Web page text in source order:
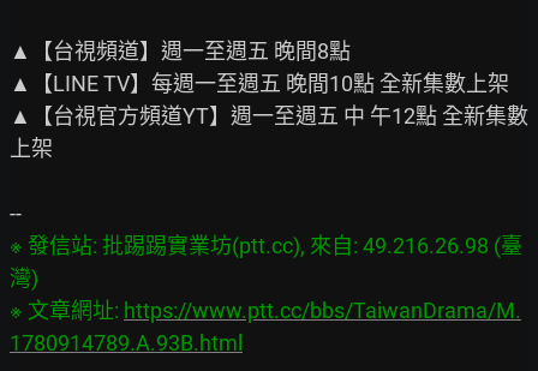
▲【台視頻道】週一至週五 晚間8點
▲【LINE TV】每週一至週五 晚間10點 全新集數上架
▲【台視官方頻道YT】週一至週五 中 午12點 全新集數
上架
※ 發信站: 批踢踢實業坊(ptt.cc), 來自: 49.216.26.98 (臺
灣)
※ 文章網址: https://www.ptt.cc/bbs/TaiwanDrama/M.
1780914789.A.93B.html